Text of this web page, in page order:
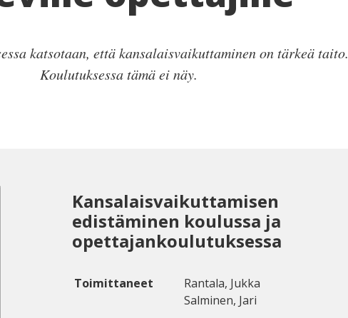
katsotaan, että kansalaisvaikuttaminen on tärkeä taito.
Koulutuksessa tämä ei näy.
Kansalaisvaikuttamisen
edistäminen koulussa ja
opettajankoulutuksessa
Toimittaneet
Rantala, Jukka
Salminen, Jari